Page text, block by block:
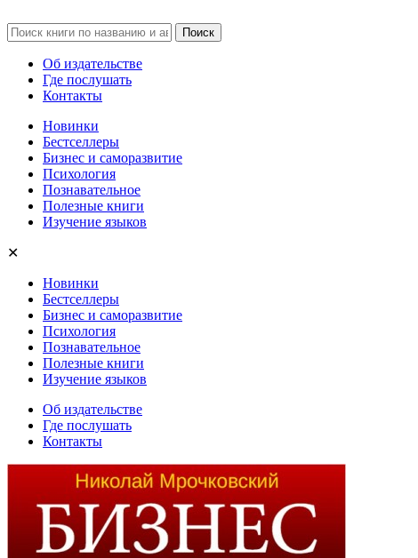
Об издательстве
Где послушать
Контакты
Новинки
Бестселлеры
Бизнес и саморазвитие
Психология
Познавательное
Полезные книги
Изучение языков
✕
Новинки
Бестселлеры
Бизнес и саморазвитие
Психология
Познавательное
Полезные книги
Изучение языков
Об издательстве
Где послушать
Контакты